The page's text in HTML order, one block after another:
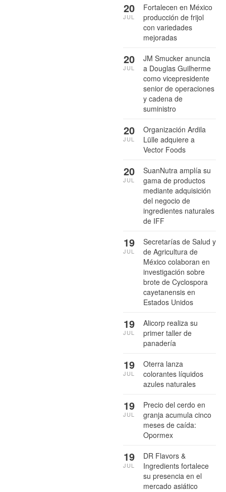
Fortalecen en México
producción de frijol
con variedades
mejoradas
20
JUL
JM Smucker anuncia
a Douglas Guilherme
como vicepresidente
senior de operaciones
y cadena de
suministro
20
JUL
Organización Ardila
Lülle adquiere a
Vector Foods
20
JUL
SuanNutra amplía su
gama de productos
mediante adquisición
del negocio de
ingredientes naturales
de IFF
20
JUL
Secretarías de Salud y
de Agricultura de
México colaboran en
investigación sobre
brote de Cyclospora
cayetanensis en
Estados Unidos
19
JUL
Alicorp realiza su
primer taller de
panadería
19
JUL
Oterra lanza
colorantes líquidos
azules naturales
19
JUL
Precio del cerdo en
granja acumula cinco
meses de caída:
Opormex
19
JUL
DR Flavors &
Ingredients fortalece
su presencia en el
mercado asiático
19
JUL